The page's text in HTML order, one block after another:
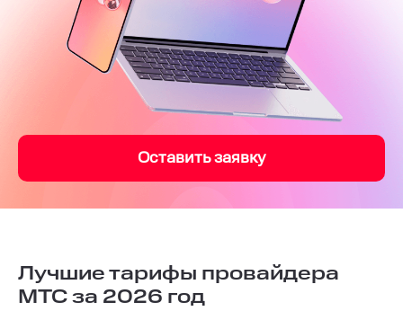
Оставить заявку
Лучшие тарифы провайдера
МТС за 2026 год